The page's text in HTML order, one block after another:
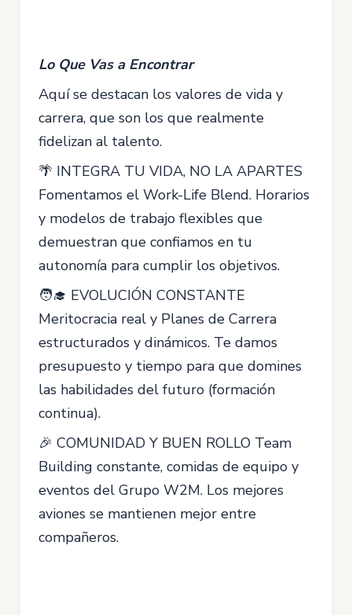
Lo Que Vas a Encontrar
Aquí se destacan los valores de vida y
carrera, que son los que realmente
fidelizan al talento.
🌴 INTEGRA TU VIDA, NO LA APARTES
Fomentamos el Work-Life Blend. Horarios
y modelos de trabajo flexibles que
demuestran que confiamos en tu
autonomía para cumplir los objetivos.
🧑‍🎓 EVOLUCIÓN CONSTANTE
Meritocracia real y Planes de Carrera
estructurados y dinámicos. Te damos
presupuesto y tiempo para que domines
las habilidades del futuro (formación
continua).
🎉 COMUNIDAD Y BUEN ROLLO Team
Building constante, comidas de equipo y
eventos del Grupo W2M. Los mejores
aviones se mantienen mejor entre
compañeros.